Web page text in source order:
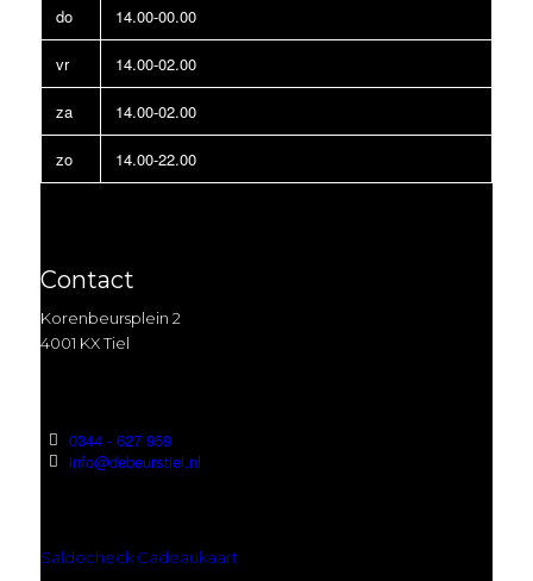
do 14.00-00.00
vr 14.00-02.00
za 14.00-02.00
zo 14.00-22.00
Contact
Korenbeursplein 2
4001 KX Tiel
0344 - 627 959
info@debeurstiel.nl
Saldocheck Cadeaukaart